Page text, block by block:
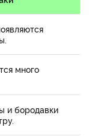
много
и бородавки